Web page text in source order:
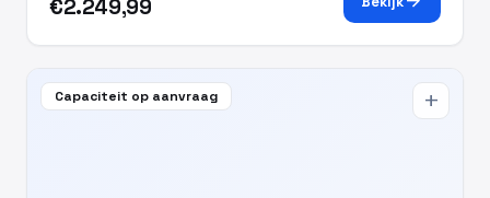
€2.249,99
Capaciteit op aanvraag add